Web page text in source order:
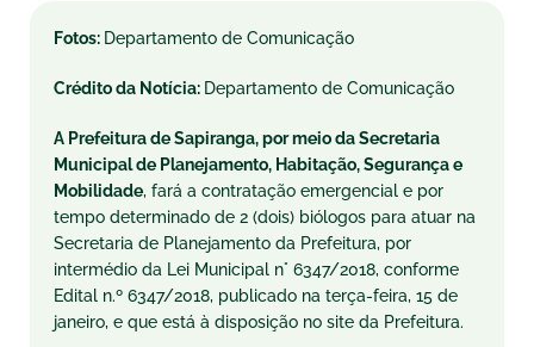
Fotos: Departamento de Comunicação
Crédito da Notícia: Departamento de Comunicação
A Prefeitura de Sapiranga, por meio da Secretaria
Municipal de Planejamento, Habitação, Segurança e
Mobilidade, fará a contratação emergencial e por
tempo determinado de 2 (dois) biólogos para atuar na
Secretaria de Planejamento da Prefeitura, por
intermédio da Lei Municipal n° 6347/2018, conforme
Edital n.º 6347/2018, publicado na terça-feira, 15 de
janeiro, e que está à disposição no site da Prefeitura.